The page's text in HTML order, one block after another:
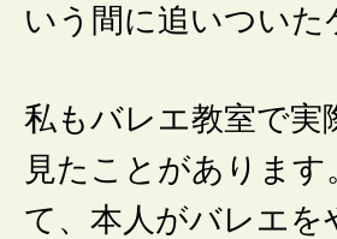
いう間に追いつい
私もバレエ教室で
見たことがありま
て、本人がバレエ